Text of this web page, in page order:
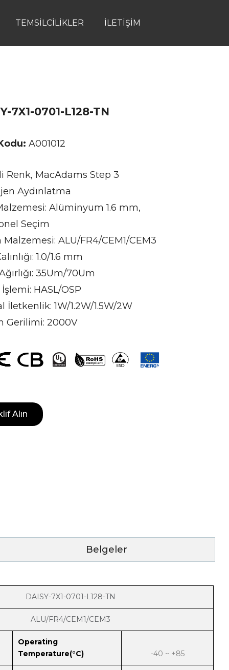
TEMSILCILIKLER İLETIŞIM
7X1-0701-L128-TN
A001012
Renk, MacAdams Step 3
Aydınlatma
Alüminyum 1.6 mm,
Seçim
Malzemesi: ALU/FR4/CEM1/CEM3
1.0/1.6 mm
35Um/70Um
HASL/OSP
İletkenlik: 1W/1.2W/1.5W/2W
Gerilimi: 2000V
Alın
Belgeler
DAISY-7X1-0701-L128-TN
ALU/FR4/CEM1/CEM3
Operating
Temperature(°C)
-40 ~ +85